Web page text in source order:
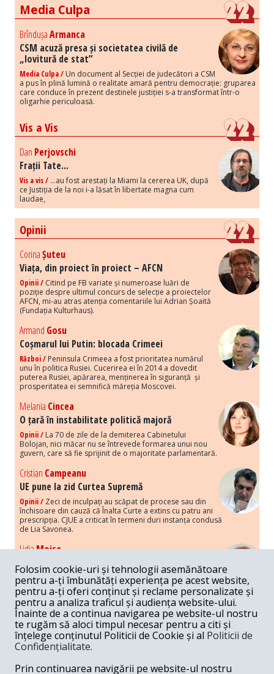
Media Culpa
BrîndușaArmanca
CSM acuză presa și societatea civilă de
„lovitură de stat”
Media Culpa / Un document al Secției de judecători a CSM
a pus în plină lumină o realitate amară pentru democrație: gruparea
care conduce în prezent destinele justiției s-a transformat într-o
oligarhie periculoasă.
Vis a Vis
Dan Perjovschi
Frații Tate...
Vis a vis / ...au fost arestați la Miami la cererea UK, după
ce Justiția de la noi i-a lăsat în libertate magna cum
laudae,
Opinii
CorinaȘuteu
Viața, din proiect în proiect – AFCN
Opinii / Citind pe FB variate și numeroase luări de
poziție despre ultimul concurs de selecție a proiectelor
AFCN, mi-au atras atenția comentariile lui Adrian Șoaită
(Fundația Kulturhaus).
Armand Gosu
Coșmarul lui Putin: blocada Crimeei
Război / Peninsula Crimeea a fost prioritatea numărul
unu în politica Rusiei. Cucerirea ei în 2014 a dovedit
puterea Rusiei, apărarea, menținerea în siguranță și
prosperitatea ei semnifică măreția Moscovei.
Melania Cincea
O țară în instabilitate politică majoră
Opinii / La 70 de zile de la demiterea Cabinetului
Bolojan, nici măcar nu se întrevede formarea unui nou
guvern, care să fie sprijinit de o majoritate parlamentară.
Cristian Campeanu
UE pune la zid Curtea Supremă
Opinii / Zeci de inculpați au scăpat de procese sau din
închisoare din cauză că Înalta Curte a extins cu patru ani
prescripția. CJUE a criticat în termeni duri instanța condusă
de Lia Savonea.
LidiaMoise
Costurile economice ale haosului politic
Opinii / Economia nu poate rezista cu retorica falsă a
susținerii intereselor poporului, care, de fapt, ascunde
obsesia menținerii privilegiilor și a averilor unor caste.
Melania Cincea
Noi puseuri de xenofobie din partea românilor
„neaoși”
Periodic, în spațiul public sunt voci care lansează
mesaje xenofobe la adresa câte unui politician care deranjează un
Folosim cookie-uri și tehnologii asemănătoare
pentru a-ți îmbunătăți experiența pe acest website,
pentru a-ți oferi conținut și reclame personalizate și
pentru a analiza traficul și audiența website-ului.
Înainte de a continua navigarea pe website-ul nostru
te rugăm să aloci timpul necesar pentru a citi și
înțelege conținutul Politicii de Cookie și al Politicii de
Confidențialitate.
Prin continuarea navigării pe website-ul nostru